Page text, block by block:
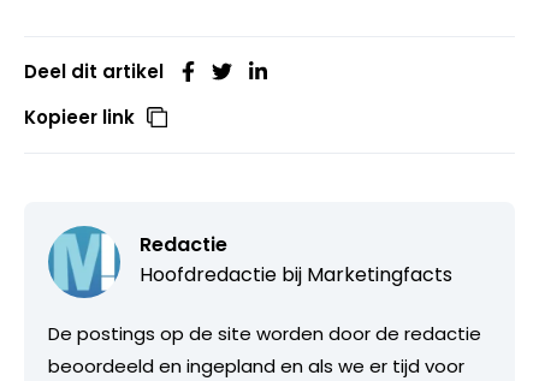
Deel dit artikel
Kopieer link
Redactie
Hoofdredactie bij Marketingfacts
De postings op de site worden door de redactie
beoordeeld en ingepland en als we er tijd voor